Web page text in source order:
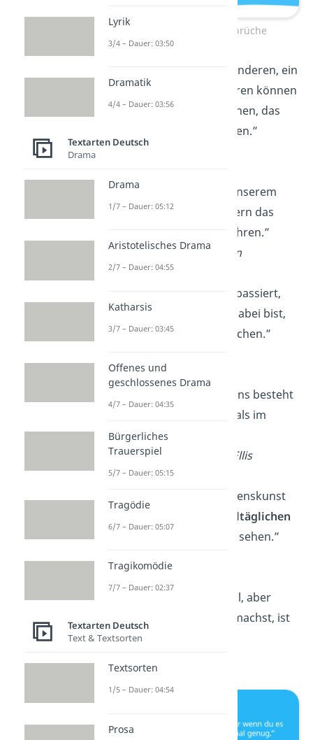
Weise Lebenssprüche
„Ein Teil nach dem anderen, ein
Tag nach dem anderen können
wir jedes
erreichen, das
wir uns gesetzt haben.”
„Nicht die Jahre in unserem
Leben zählen, sondern das
in unseren Jahren.”
—Adlai E. Stevenson
„Leben ist das, was passiert,
während du
dabei bist,
andere Pläne zu machen.”
„Die Kunst des Lebens besteht
als im
Festhalten.”
—Henry Havelock Ellis
„Die eigentliche Lebenskunst
Alltäglichen
das Wunderbare zu sehen.”
„Du lebst nur einmal, aber
wenn du es richtig machst, ist
einmal
Lyrik
3/4 – Dauer: 03:50
Dramatik
4/4 – Dauer: 03:56
Textarten Deutsch
Drama
Drama
1/7 – Dauer: 05:12
Aristotelisches Drama
2/7 – Dauer: 04:55
Katharsis
3/7 – Dauer: 03:45
Offenes und
geschlossenes Drama
4/7 – Dauer: 04:35
Bürgerliches
Trauerspiel
5/7 – Dauer: 05:15
Tragödie
6/7 – Dauer: 05:07
Tragikomödie
7/7 – Dauer: 02:37
Textarten Deutsch
Text & Textsorten
Textsorten
1/5 – Dauer: 04:54
Prosa